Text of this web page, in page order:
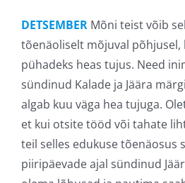
DETSEMBER Mõni teist võib
tõenäoliselt mõjuval
pühadeks heas tujus. Need
sündinud Kalade ja Jäära
algab kuu väga hea tujuga.
et kui otsite tööd või tahate
teil selles edukuse tõenäosus
piiripäevade ajal sündinud